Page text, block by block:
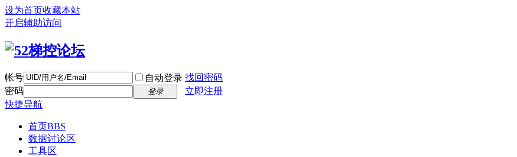
设为首页收藏本站
开启辅助访问
帐号 自动登录 找回密码
密码
登录
立即注册
快捷导航
首页BBS
数据讨论区
工具区